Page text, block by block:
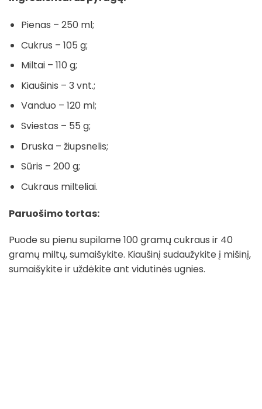
Pienas – 250 ml;
Cukrus – 105 g;
Miltai – 110 g;
Kiaušinis – 3 vnt.;
Vanduo – 120 ml;
Sviestas – 55 g;
Druska – žiupsnelis;
Sūris – 200 g;
Cukraus milteliai.
Paruošimo tortas:
Puode su pienu supilame 100 gramų cukraus ir 40
gramų miltų, sumaišykite. Kiaušinį sudaužykite į mišinį,
sumaišykite ir uždėkite ant vidutinės ugnies.